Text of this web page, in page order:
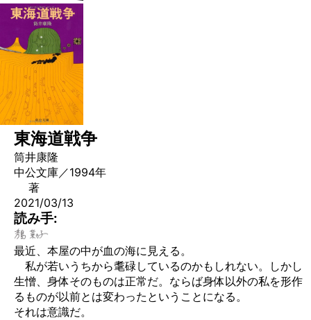
東海道戦争
筒井康隆
中公文庫／1994年
著
2021/03/13
読み手:
最近、本屋の中が血の海に見える。
私が若いうちから耄碌しているのかもしれない。しかし
生憎、身体そのものは正常だ。ならば身体以外の私を形作
るものが以前とは変わったということになる。
それは意識だ。